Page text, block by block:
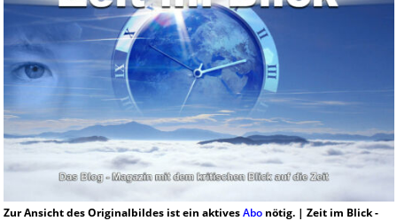
Zur Ansicht des Originalbildes ist ein aktivesAbonötig. | Zeit im Blick -